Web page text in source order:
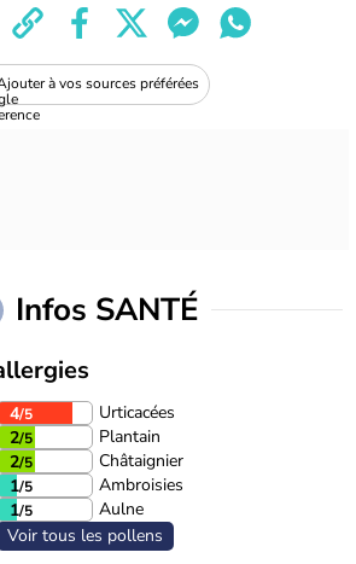
à vos sources préférées
Infos SANTÉ
4/5
Urticacées
2/5
Plantain
2/5
Châtaignier
1/5
Ambroisies
1/5
Aulne
Voir tous les pollens